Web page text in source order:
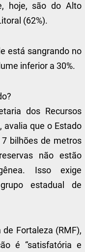
hoje, são do Alto
(62%).
está sangrando no
inferior a 30%.
dos Recursos
avalia que o Estado
7 bilhões de metros
não estão
Isso exige
estadual de
Fortaleza (RMF),
é “satisfatória e